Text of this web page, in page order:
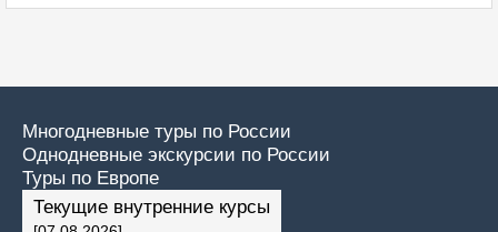
Многодневные туры по России
Однодневные экскурсии по России
Туры по Европе
Текущие внутренние курсы